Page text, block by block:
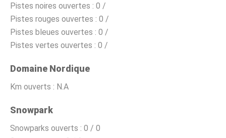
Pistes noires ouvertes : 0 /
Pistes rouges ouvertes : 0 /
Pistes bleues ouvertes : 0 /
Pistes vertes ouvertes : 0 /
Domaine Nordique
Km ouverts : N.A
Snowpark
Snowparks ouverts : 0 / 0